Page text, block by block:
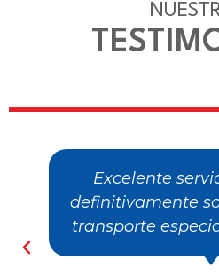
Excelente
definitivamente
transporte